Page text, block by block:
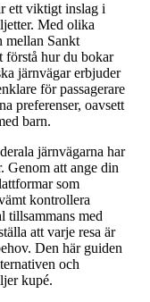
ett viktigt inslag i
Med olika
mellan Sankt
förstå hur du bokar
järnvägar erbjuder
för passagerare
preferenser, oavsett
barn.
järnvägarna har
Genom att ange din
som
kontrollera
tillsammans med
att varje resa är
Den här guiden
och
kupé.